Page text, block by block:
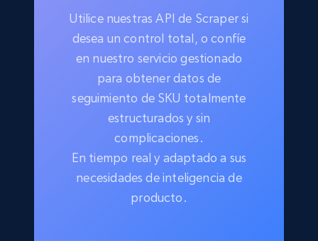
Utilice nuestras API de Scraper si
desea un control total, o confíe
en nuestro servicio gestionado
para obtener datos de
seguimiento de SKU totalmente
estructurados y sin
complicaciones.
En tiempo real y adaptado a sus
necesidades de inteligencia de
producto.